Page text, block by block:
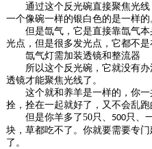
通过这个反光碗直接聚焦光
一个像碗一样的银白色的是一样的
但是氙气，它是直接靠氙气
光点，但是很多发光点，它都不是
氙气灯需加装透镜和整流器
所以这个反光碗，它就没有
透镜才能聚焦光线了。
这个就和养羊是一样的，你一
拴，拴在一起就好了，又不会乱跑
但是你羊多了50只、 500只、
块，草都吃不了。你就要需要专
了。